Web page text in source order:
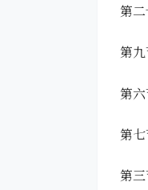
第
第
第
第
第